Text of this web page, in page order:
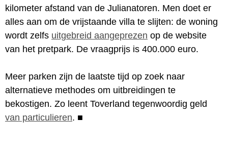
kilometer afstand van de Julianatoren. Men doet er
alles aan om de vrijstaande villa te slijten: de woning
wordt zelfs uitgebreid aangeprezen op de website
van het pretpark. De vraagprijs is 400.000 euro.
Meer parken zijn de laatste tijd op zoek naar
alternatieve methodes om uitbreidingen te
bekostigen. Zo leent Toverland tegenwoordig geld
van particulieren. ■